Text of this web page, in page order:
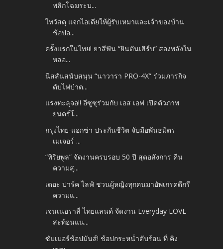
พลิกโฉมระบ...
ไทวัสดุ แจกไอเดียให้ผู้รับเหมาและเจ้าของบ้าน
ช้อปอ...
ครั้งแรกในไทย! ยาสีฟัน “ยินตันเฮิร์บ” สองพลังใน
หลอ...
นิสสันสนับสนุน “นาวารา PRO-4X” ร่วมภารกิจ
ดับไฟป่าต...
แรงทะลุจอ!! อีซูซุร่วมกับ เอส เอฟ เปิดตัวภาพ
ยนตร์โ...
กรุงไทย-แอกซ่า ประกันชีวิต จับมือพันธมิตร
เมเจอร์ ...
“พิริยพูล” จัดงานครบรอบ 50 ปี สุดอลังการ คืน
ความสุ...
เดอะ ปาร์ค ไลฟ์ ชวนผู้หญิงทุกคนมาอัพเกรดดีกรี
ความแ...
เจนเนอราลี่ ไทยแลนด์ จัดงาน Everyday LOVE
สะท้อนแน...
ซัมเมอร์ช้อปมันส์! ช้อปกระหน่ำดับร้อน ที่ คิง